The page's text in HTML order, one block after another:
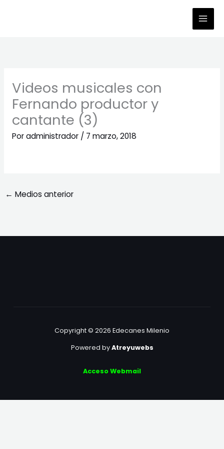
Videos musicales con
Fernando productor y
cantante (3)
Poradministrador / 7 marzo, 2018
← Medios anterior
Copyright © 2026 Edecanes Milenio
Powered byAtreyuwebs
Acceso Webmail